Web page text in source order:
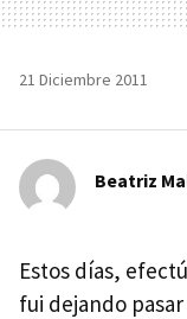
21 Diciembre 2011
Beatriz
Estos días,
fui dejando